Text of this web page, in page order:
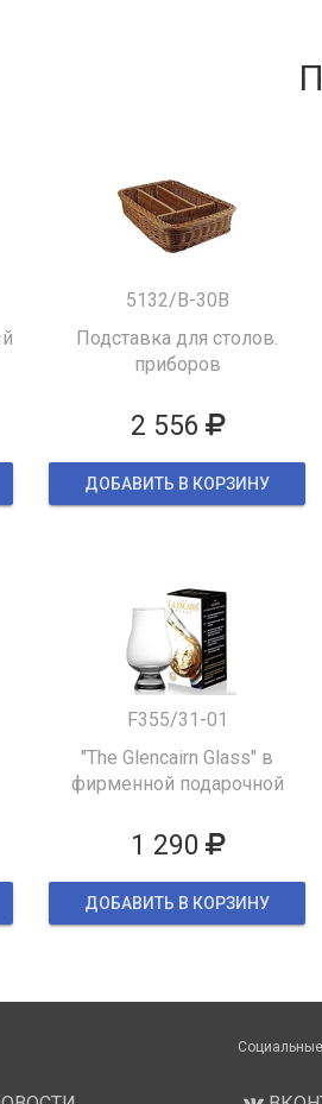
5132/B-30B
Подставка для столов.
приборов
2 556
ДОБАВИТЬ В КОРЗИНУ
F355/31-01
"The Glencairn Glass" в
фирменной подарочной
1 290
ДОБАВИТЬ В КОРЗИНУ